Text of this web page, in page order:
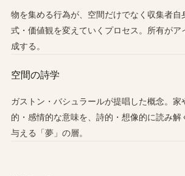
物を集める行為が、空間だけでなく収集者自
式・価値観を変えていくプロセス。所有がア
成する。
空間の詩学
ガストン・バシュラールが提唱した概念。家
的・感情的な意味を、詩的・想像的に読み解
与える「夢」の層。